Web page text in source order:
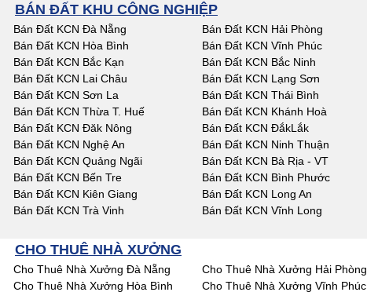
BÁN ĐẤT KHU CÔNG NGHIỆP
Bán Đất KCN Đà Nẵng Bán Đất KCN Hải Phòng
Bán Đất KCN Hòa Bình Bán Đất KCN Vĩnh Phúc
Bán Đất KCN Bắc Kạn Bán Đất KCN Bắc Ninh
Bán Đất KCN Lai Châu Bán Đất KCN Lạng Sơn
Bán Đất KCN Sơn La Bán Đất KCN Thái Bình
Bán Đất KCN Thừa T. Huế Bán Đất KCN Khánh Hoà
Bán Đất KCN Đăk Nông Bán Đất KCN ĐắkLắk
Bán Đất KCN Nghệ An Bán Đất KCN Ninh Thuận
Bán Đất KCN Quảng Ngãi Bán Đất KCN Bà Rịa - VT
Bán Đất KCN Bến Tre Bán Đất KCN Bình Phước
Bán Đất KCN Kiên Giang Bán Đất KCN Long An
Bán Đất KCN Trà Vinh Bán Đất KCN Vĩnh Long
CHO THUÊ NHÀ XƯỞNG
Cho Thuê Nhà Xưởng Đà Nẵng Cho Thuê Nhà Xưởng Hải Phòng
Cho Thuê Nhà Xưởng Hòa Bình Cho Thuê Nhà Xưởng Vĩnh Phúc